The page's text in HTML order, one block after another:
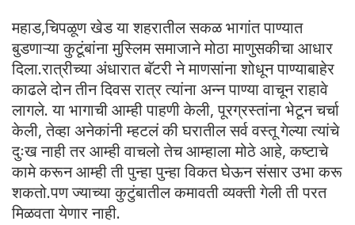
महाड,चिपळूण खेड या शहरातील सकळ भागांत पाण्यात
बुडणाऱ्या कुटूंबांना मुस्लिम समाजाने मोठा माणुसकीचा आधार
दिला.रात्रीच्या अंधारात बॅटरी ने माणसांना शोधून पाण्याबाहेर
काढले दोन तीन दिवस रात्र त्यांना अन्न पाण्या वाचून राहावे
लागले. या भागाची आम्ही पाहणी केली, पूरग्रस्तांना भेटून चर्चा
केली, तेव्हा अनेकांनी म्हटलं की घरातील सर्व वस्तू गेल्या त्यांचे
दुःख नाही तर आम्ही वाचलो तेच आम्हाला मोठे आहे, कष्टाचे
कामे करून आम्ही ती पुन्हा पुन्हा विकत घेऊन संसार उभा करू
शकतो.पण ज्याच्या कुटुंबातील कमावती व्यक्ती गेली ती परत
मिळवता येणार नाही.